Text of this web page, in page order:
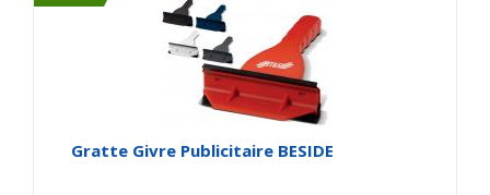
Gratte Givre Publicitaire BESIDE